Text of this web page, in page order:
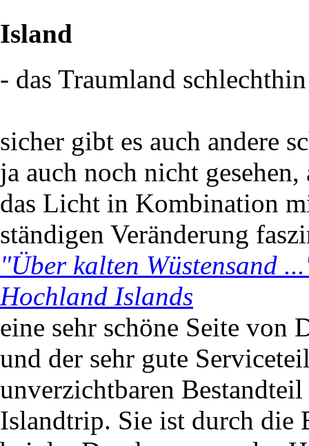
Island
- das Traumland
sicher gibt es auch andere
ja auch noch nicht
das Licht in Kombination
ständigen Veränderung
"Über kalten Wüstensand
Hochland Islands
eine sehr schöne Seite von
und der sehr gute
unverzichtbaren
Islandtrip. Sie ist durch die